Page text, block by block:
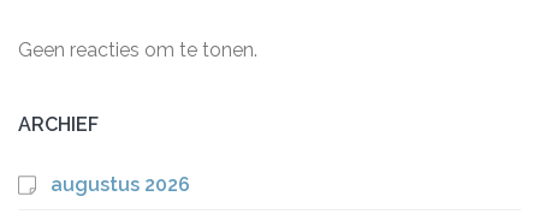
Geen reacties om te tonen.
ARCHIEF
augustus 2026